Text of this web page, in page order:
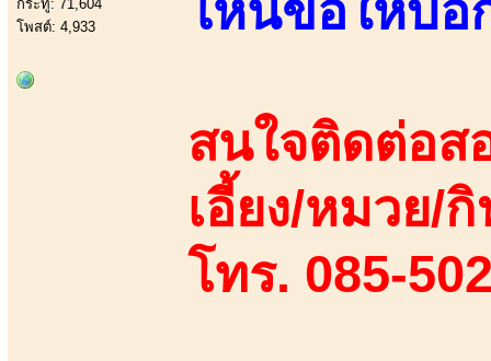
กระทู้: 71,604
โพสต์: 4,933
ไหนขอให้บอ
สนใจติดต่อส
เอี้ยง/หมวย/
โทร. 085-